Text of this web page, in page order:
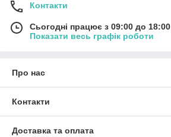
Контакти
Сьогодні працює з 09:00 до 18:00
Показати весь графік роботи
Про нас
Контакти
Доставка та оплата